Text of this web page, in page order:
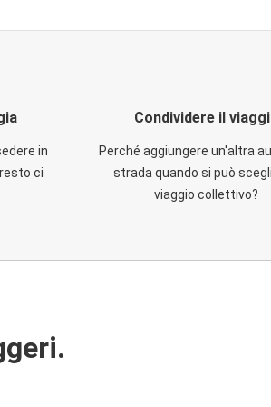
in
ci
Condividere il
Perché aggiungere un'altra
strada quando si può
viaggio collettivo?